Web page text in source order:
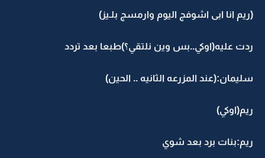
(ريم انا ابى اشوفج اليوم وارمسج بلـيز)
ردت عليه(اوكي..بس وين نلتقي؟)طبعا بعد تردد
سليمان:(عند المزرعه الثانيه .. الحين)
ريم(اوكي)
ريم:بنات برد بعد شوي